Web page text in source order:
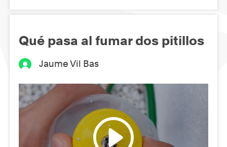
Qué pasa al fumar dos pitillos
Jaume Vil Bas